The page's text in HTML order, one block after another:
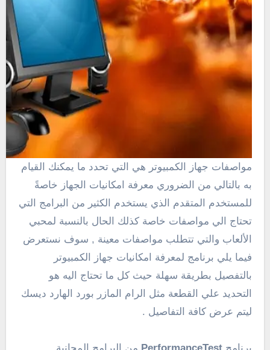
مواصفات جهاز الكمبيوتر هي التي تحدد ما يمكنك القيام
به بالتالي من الضروري معرفة امكانيات الجهاز خاصةً
للمستخدم المتقدم الذي يستخدم الكثير من البرامج التي
تحتاج الي مواصفات خاصة كذلك الحال بالنسبة لمحبي
الألعاب والتي تتطلب مواصفات معينة , سوف نستعرض
فيما يلي برنامج لمعرفة امكانيات جهاز الكمبيوتر
بالتفصيل بطريقة سهلة حيث كل ما تحتاج اليه هو
التحديد علي القطعة مثل الرام المازر بورد الهارد ديسك
ليتم عرض كافة التفاصيل .